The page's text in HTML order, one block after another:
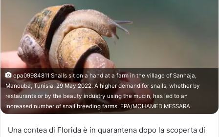
epa09984811 Snails sit on a hand at a farm in the village of Sanhaja,
Manouba, Tunisia, 29 May 2022. A higher demand for snails, whether by
restaurants or by the beauty industry using the mucin, has led to an
increased number of snail breeding farms. EPA/MOHAMED MESSARA
Una contea di Florida è in quarantena dopo la scoperta di